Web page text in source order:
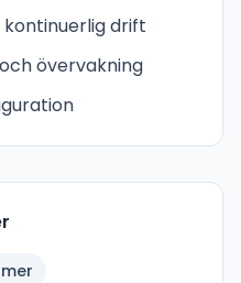
drift
övervakning